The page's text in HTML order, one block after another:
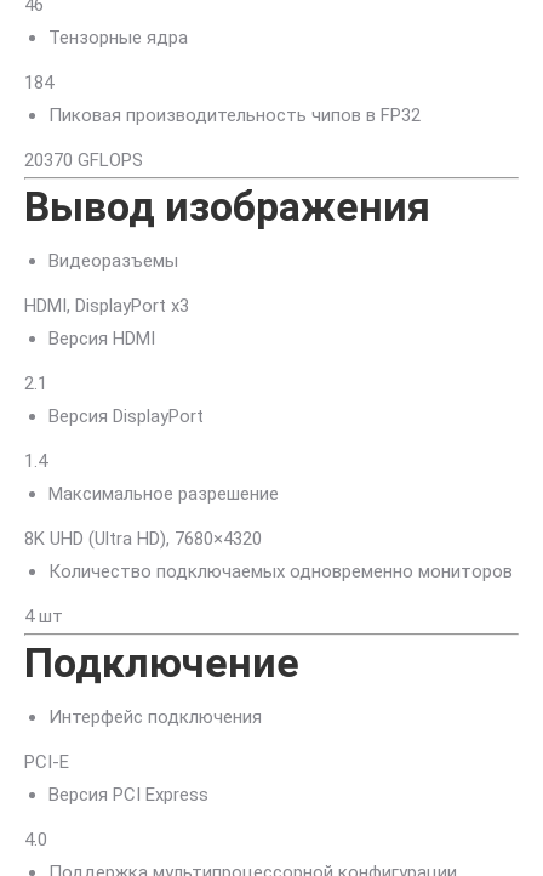
46
Тензорные ядра
184
Пиковая производительность чипов в FP32
20370 GFLOPS
Вывод изображения
Видеоразъемы
HDMI, DisplayPort x3
Версия HDMI
2.1
Версия DisplayPort
1.4
Максимальное разрешение
8K UHD (Ultra HD), 7680×4320
Количество подключаемых одновременно мониторов
4 шт
Подключение
Интерфейс подключения
PCI-E
Версия PCI Express
4.0